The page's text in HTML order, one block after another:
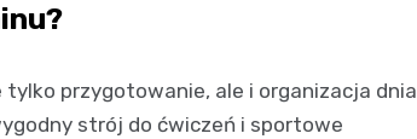
przygotowanie, ale i organizacja dnia
strój do ćwiczeń i sportowe